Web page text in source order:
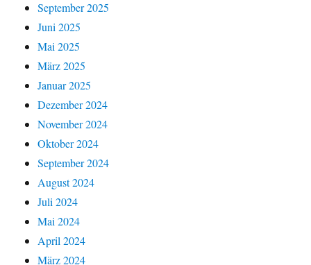
September 2025
Juni 2025
Mai 2025
März 2025
Januar 2025
Dezember 2024
November 2024
Oktober 2024
September 2024
August 2024
Juli 2024
Mai 2024
April 2024
März 2024